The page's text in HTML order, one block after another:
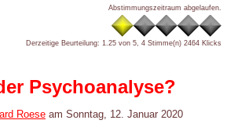
Abstimmungszeitraum abgelaufen.
Derzeitige Beurteilung: 1.25 von 5, 4 Stimme(n) 2464 Klicks
Psychoanalyse?
Roese am Sonntag, 12. Januar 2020